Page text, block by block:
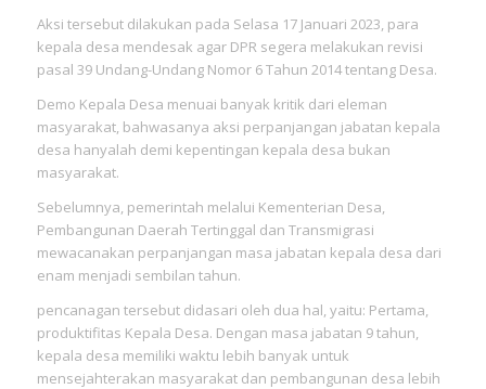
Aksi tersebut dilakukan pada Selasa 17 Januari 2023, para
kepala desa mendesak agar DPR segera melakukan revisi
pasal 39 Undang-Undang Nomor 6 Tahun 2014 tentang Desa.
Demo Kepala Desa menuai banyak kritik dari eleman
masyarakat, bahwasanya aksi perpanjangan jabatan kepala
desa hanyalah demi kepentingan kepala desa bukan
masyarakat.
Sebelumnya, pemerintah melalui Kementerian Desa,
Pembangunan Daerah Tertinggal dan Transmigrasi
mewacanakan perpanjangan masa jabatan kepala desa dari
enam menjadi sembilan tahun.
pencanagan tersebut didasari oleh dua hal, yaitu: Pertama,
produktifitas Kepala Desa. Dengan masa jabatan 9 tahun,
kepala desa memiliki waktu lebih banyak untuk
mensejahterakan masyarakat dan pembangunan desa lebih